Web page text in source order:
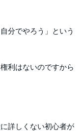
分でやろう」という
利はないのですから
詳しくない初心者が